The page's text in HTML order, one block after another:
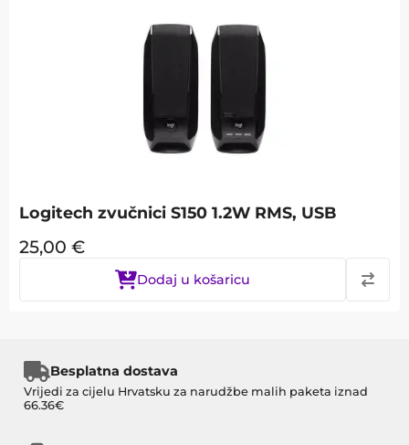
Logitech zvučnici S150 1.2W RMS, USB
25,00 €
Dodaj u košaricu
Besplatna dostava
Vrijedi za cijelu Hrvatsku za narudžbe malih paketa iznad
66.36€